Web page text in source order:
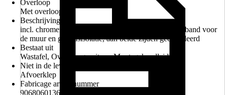
Overloop
Met overloop
Beschrijving
incl. chromen overloopgarnituur, pareleffect, isolatieband voor
de muur en geluidsisolatie, aan beide zijden geëmailleerd
Bestaat uit
Wastafel, Overloopgarnituur, Montagehandleiding
Niet in de levering inbegrepen
Afvoerklep
Fabricage artikelnummer
906806013667